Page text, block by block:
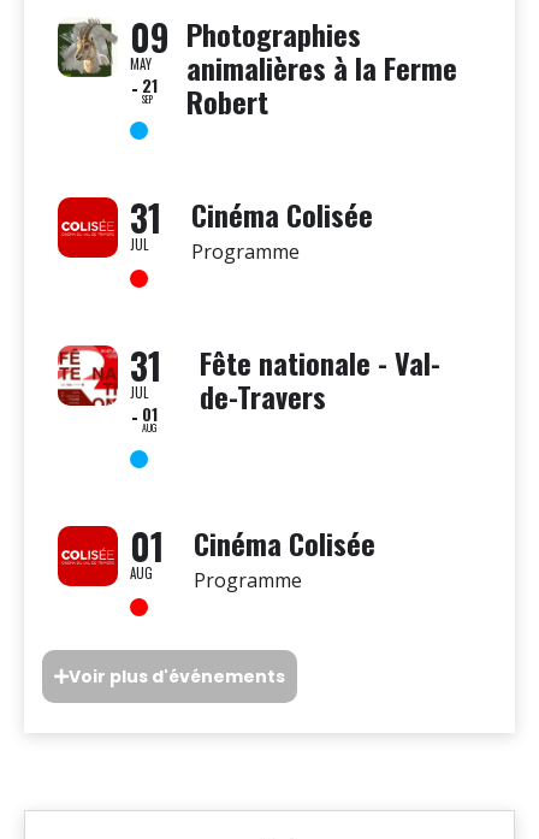
09
MAY
21
SEP
Photographies
animalières à la Ferme
Robert
31
JUL
Cinéma Colisée
Programme
31
JUL
01
AUG
Fête nationale - Val-
de-Travers
01
AUG
Cinéma Colisée
Programme
Voir plus d'événements